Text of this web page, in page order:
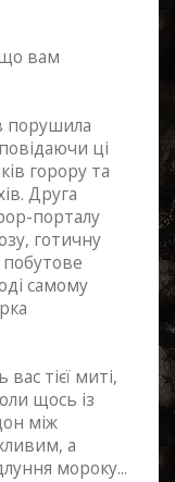
що вам
порушила
ці
горору та
Друга
порталу
готичну
самому
тієї миті,
щось із
між
а
мороку...